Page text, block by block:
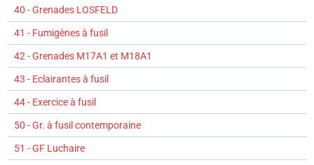
40 - Grenades LOSFELD
41 - Fumigènes à fusil
42 - Grenades M17A1 et M18A1
43 - Eclairantes à fusil
44 - Exercice à fusil
50 - Gr. à fusil contemporaine
51 - GF Luchaire